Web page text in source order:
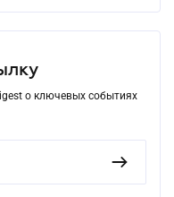
о ключевых событиях